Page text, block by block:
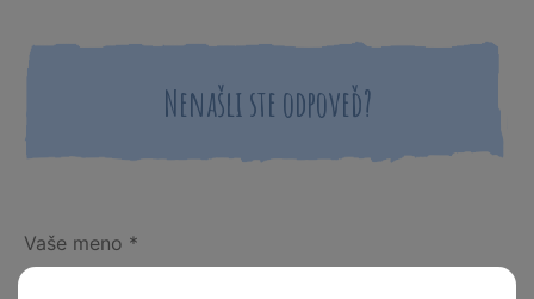
Nenašli ste odpoveď?